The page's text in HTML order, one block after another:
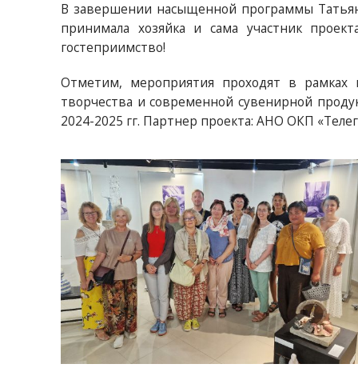
В завершении насыщенной программы
принимала хозяйка и сама участник
гостеприимство!
Отметим, мероприятия проходят в рамках
творчества и современной сувенирной
2024-2025 гг. Партнер проекта: АНО ОКП